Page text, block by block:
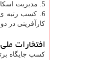
5. مدیریت اسکان و پذیرایی بیش از 20 هزار نفر از زائرین اربعین حسینی در نجف اشرف و کربلای معلی در کسوت استاندار سمنان در سال 1395
6. کسب رتبه
کارآفرینی در
افتخارات
كسب جایگاه